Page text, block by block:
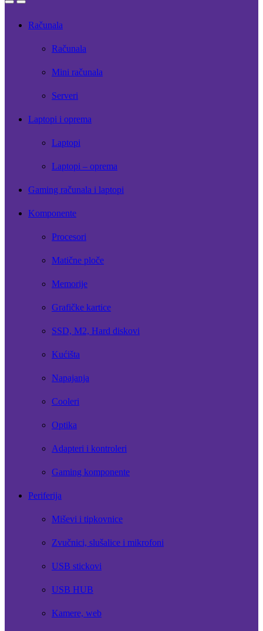
OpenClose
Računala
Računala
Mini računala
Serveri
Laptopi i oprema
Laptopi
Laptopi – oprema
Gaming računala i laptopi
Komponente
Procesori
Matične ploče
Memorije
Grafičke kartice
SSD, M2, Hard diskovi
Kućišta
Napajanja
Cooleri
Optika
Adapteri i kontroleri
Gaming komponente
Periferija
Miševi i tipkovnice
Zvučnici, slušalice i mikrofoni
USB stickovi
USB HUB
Kamere, web